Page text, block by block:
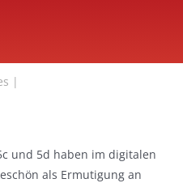
und 5d haben im digitalen
als Ermutigung an